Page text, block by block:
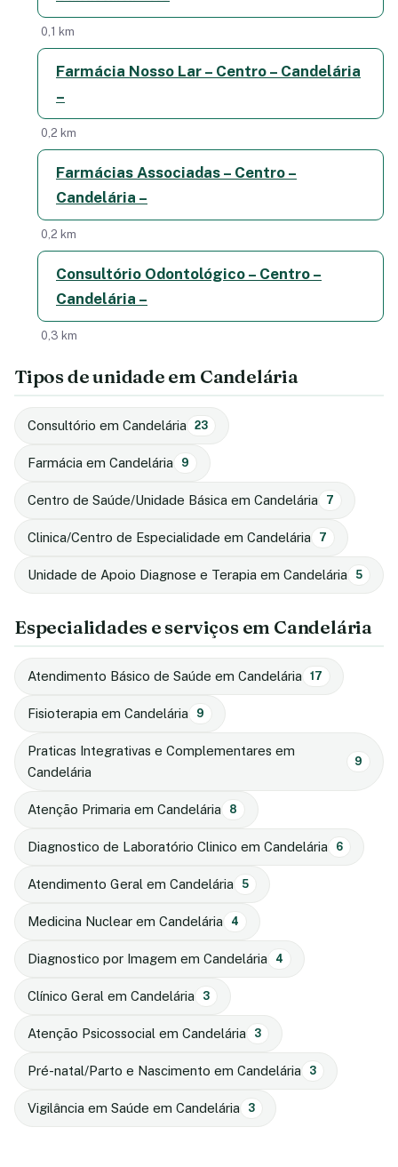
0,1 km
Farmácia Nosso Lar – Centro – Candelária
–
0,2 km
Farmácias Associadas – Centro –
Candelária –
0,2 km
Consultório Odontológico – Centro –
Candelária –
0,3 km
Tipos de unidade em Candelária
Consultório em Candelária 23
Farmácia em Candelária 9
Centro de Saúde/Unidade Básica em Candelária 7
Clinica/Centro de Especialidade em Candelária 7
Unidade de Apoio Diagnose e Terapia em Candelária 5
Especialidades e serviços em Candelária
Atendimento Básico de Saúde em Candelária 17
Fisioterapia em Candelária 9
Praticas Integrativas e Complementares em
Candelária
9
Atenção Primaria em Candelária 8
Diagnostico de Laboratório Clinico em Candelária 6
Atendimento Geral em Candelária 5
Medicina Nuclear em Candelária 4
Diagnostico por Imagem em Candelária 4
Clínico Geral em Candelária 3
Atenção Psicossocial em Candelária 3
Pré-natal/Parto e Nascimento em Candelária 3
Vigilância em Saúde em Candelária 3